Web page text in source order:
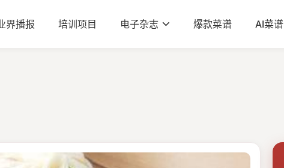
界播报 培训项目 电子杂志 爆款菜谱 AI菜谱